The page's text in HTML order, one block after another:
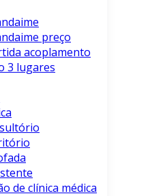
preço
acoplamento
3 lugares
de clínica médica